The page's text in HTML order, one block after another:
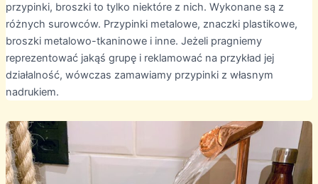
przypinki, broszki to tylko niektóre z nich. Wykonane są z
różnych surowców. Przypinki metalowe, znaczki plastikowe,
broszki metalowo-tkaninowe i inne. Jeżeli pragniemy
reprezentować jakąś grupę i reklamować na przykład jej
działalność, wówczas zamawiamy przypinki z własnym
nadrukiem.